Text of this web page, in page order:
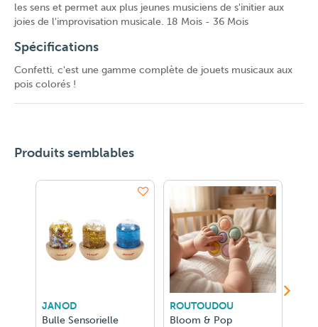
les sens et permet aux plus jeunes musiciens de s'initier aux
joies de l'improvisation musicale. 18 Mois - 36 Mois
Spécifications
Confetti, c'est une gamme complète de jouets musicaux aux
pois colorés !
Produits semblables
JANOD
Bulle Sensorielle
ROUTOUDOU
Bloom & Pop